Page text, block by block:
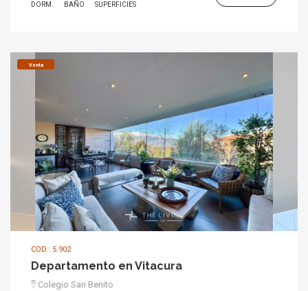
DORM. BAÑO SUPERFICIES
Venta
COD.: 5.902
Departamento en Vitacura
Colegio San Benito